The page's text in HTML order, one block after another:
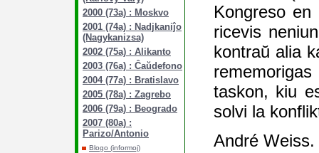
2000 (73a) : Moskvo
2001 (74a) : Nadjkaniĵo
(Nagykanizsa)
2002 (75a) : Alikanto
2003 (76a) : Ĉaŭdefono
2004 (77a) : Bratislavo
2005 (78a) : Zagrebo
2006 (79a) : Beogrado
2007 (80a) :
Parizo/Antonio
Blogo (informoj)
Kongreso en
ricevis
kontraŭ alia
taskon, kiu
solvi la
André Weiss.